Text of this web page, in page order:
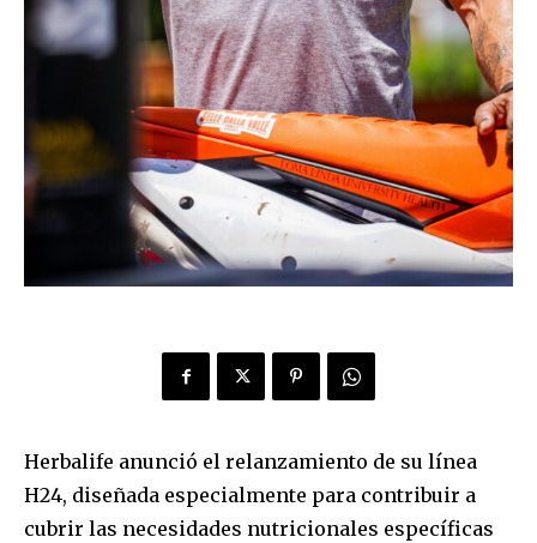
Herbalife anunció el relanzamiento de su línea
H24, diseñada especialmente para contribuir a
cubrir las necesidades nutricionales específicas